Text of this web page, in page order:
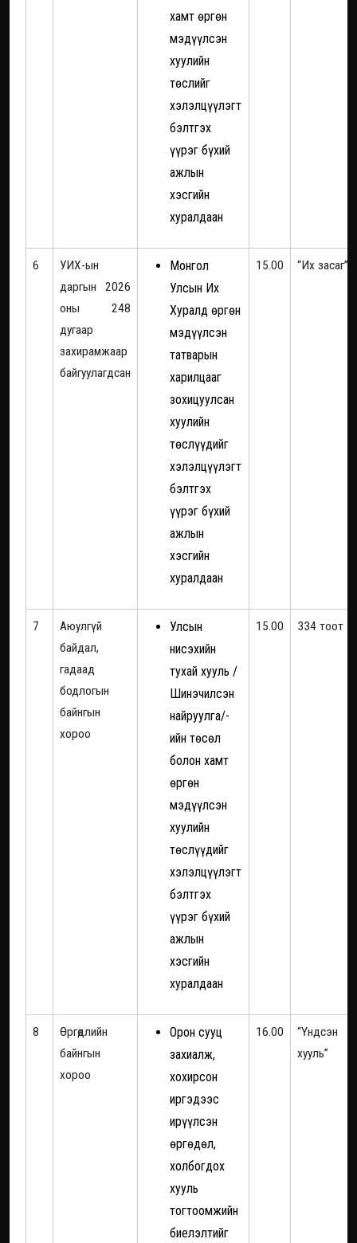
хамт өргөн
мэдүүлсэн
хуулийн
төслийг
хэлэлцүүлэгт
бэлтгэх
үүрэг бүхий
ажлын
хэсгийн
хуралдаан
6
УИХ-ын
даргын 2026
оны 248
дугаар
захирамжаар
байгуулагдсан
Монгол
Улсын Их
Хуралд өргөн
мэдүүлсэн
татварын
харилцааг
зохицуулсан
хуулийн
төслүүдийг
хэлэлцүүлэгт
бэлтгэх
үүрэг бүхий
ажлын
хэсгийн
хуралдаан
15.00 “Их засаг”
7
Аюулгүй
байдал,
гадаад
бодлогын
байнгын
хороо
Улсын
нисэхийн
тухай хууль /
Шинэчилсэн
найруулга/-
ийн төсөл
болон хамт
өргөн
мэдүүлсэн
хуулийн
төслүүдийг
хэлэлцүүлэгт
бэлтгэх
үүрэг бүхий
ажлын
хэсгийн
хуралдаан
15.00 334 тоот
8
Өргөдлийн
байнгын
хороо
Орон сууц
захиалж,
хохирсон
иргэдээс
ирүүлсэн
өргөдөл,
холбогдох
хууль
тогтоомжийн
биелэлтийг
16.00
“Үндсэн
хууль”